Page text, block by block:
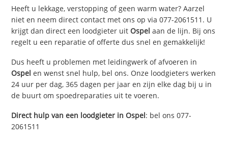
Heeft u lekkage, verstopping of geen warm water? Aarzel
niet en neem direct contact met ons op via 077-2061511. U
krijgt dan direct een loodgieter uitOspel aan de lijn. Bij ons
regelt u een reparatie of offerte dus snel en gemakkelijk!
Dus heeft u problemen met leidingwerk of afvoeren in
Ospel en wenst snel hulp, bel ons. Onze loodgieters werken
24 uur per dag, 365 dagen per jaar en zijn elke dag bij u in
de buurt om spoedreparaties uit te voeren.
Direct hulp van een loodgieter inOspel: bel ons 077-
2061511